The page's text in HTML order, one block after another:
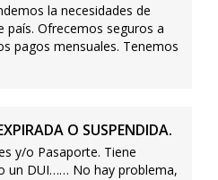
la necesidades de
país. Ofrecemos seguros a
pagos mensuales. Tenemos
O SUSPENDIDA.
y/o Pasaporte. Tiene
un DUI…… No hay problema,